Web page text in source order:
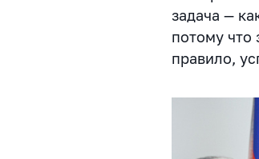
задача —
потому что
правило,